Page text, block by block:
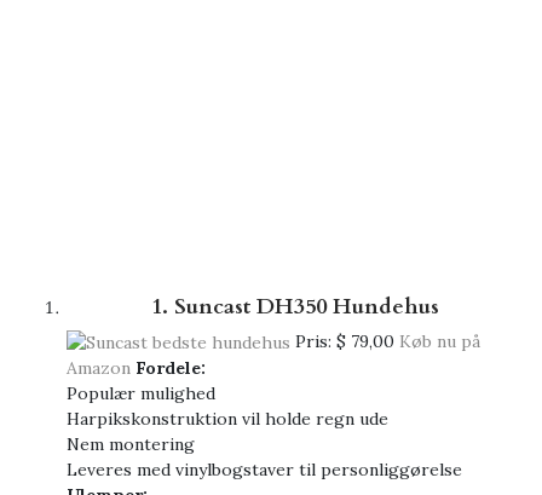
1. Suncast DH350 Hundehus
Pris: $ 79,00 Køb nu på
Amazon Fordele:
Populær mulighed
Harpikskonstruktion vil holde regn ude
Nem montering
Leveres med vinylbogstaver til personliggørelse